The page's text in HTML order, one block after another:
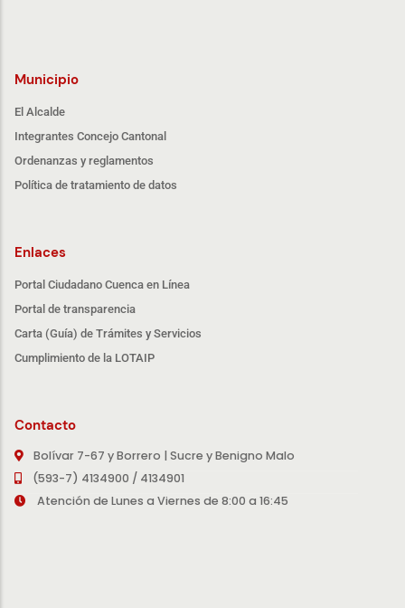
Municipio
El Alcalde
Integrantes Concejo Cantonal
Ordenanzas y reglamentos
Política de tratamiento de datos
Enlaces
Portal Ciudadano Cuenca en Línea
Portal de transparencia
Carta (Guía) de Trámites y Servicios
Cumplimiento de la LOTAIP
Contacto
Bolívar 7-67 y Borrero | Sucre y Benigno Malo
(593-7) 4134900 / 4134901
Atención de Lunes a Viernes de 8:00 a 16:45